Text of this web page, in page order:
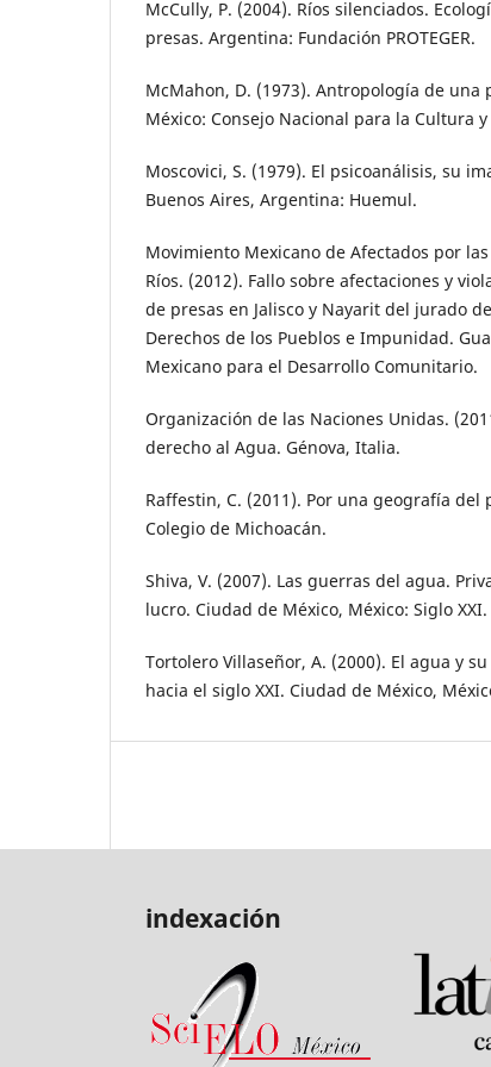
McCully, P. (2004). Ríos silenciados.
presas. Argentina: Fundación PROTEGER.
McMahon, D. (1973). Antropología de una
México: Consejo Nacional para la Cultura
Moscovici, S. (1979). El psicoanálisis, su
Buenos Aires, Argentina: Huemul.
Movimiento Mexicano de Afectados por
Ríos. (2012). Fallo sobre afectaciones y
de presas en Jalisco y Nayarit del jurado
Derechos de los Pueblos e Impunidad.
Mexicano para el Desarrollo Comunitario.
Organización de las Naciones Unidas.
derecho al Agua. Génova, Italia.
Raffestin, C. (2011). Por una geografía del
Colegio de Michoacán.
Shiva, V. (2007). Las guerras del agua.
lucro. Ciudad de México, México: Siglo XXI.
Tortolero Villaseñor, A. (2000). El agua y
hacia el siglo XXI. Ciudad de México,
indexación